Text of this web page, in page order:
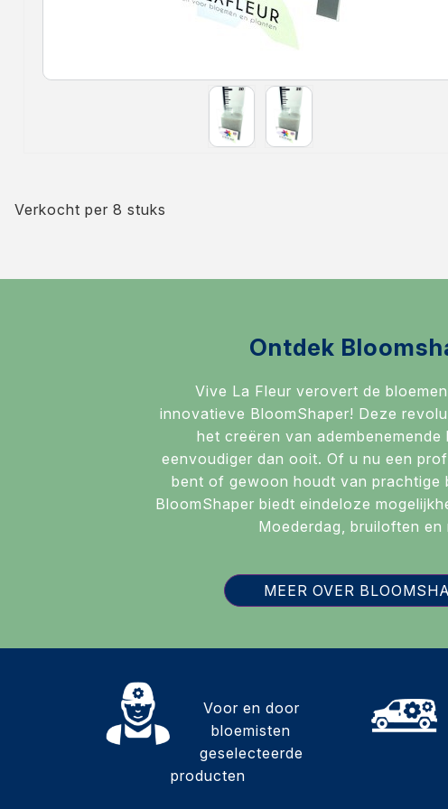
Verkocht per 8 stuks
Ontdek
Vive La Fleur verovert de
innovatieve BloomShaper! Deze
het creëren van adembenemende
eenvoudiger dan ooit. Of u nu een
bent of gewoon houdt van prachtige
BloomShaper biedt eindeloze
Moederdag, bruiloften en
MEER OVER
Voor en door
bloemisten
geselecteerde
producten